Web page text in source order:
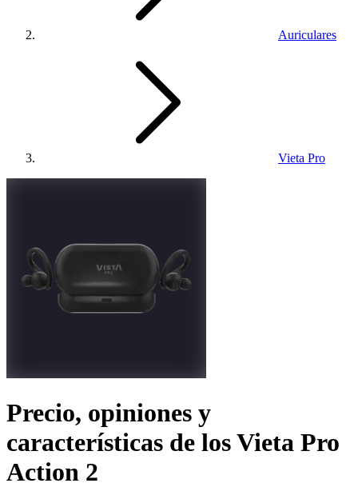
Auriculares
Vieta Pro
Precio, opiniones y
características de losVieta Pro
Action 2